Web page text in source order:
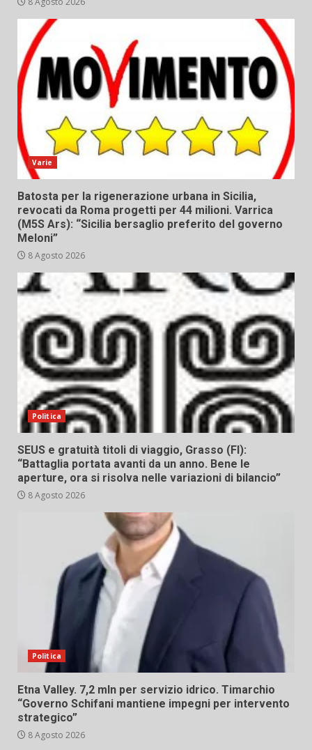
Varie
Batosta per la rigenerazione urbana in Sicilia,
revocati da Roma progetti per 44 milioni. Varrica
(M5S Ars): “Sicilia bersaglio preferito del governo
Meloni”
8 Agosto 2026
Politica
SEUS e gratuità titoli di viaggio, Grasso (FI):
“Battaglia portata avanti da un anno. Bene le
aperture, ora si risolva nelle variazioni di bilancio”
8 Agosto 2026
Politica
Etna Valley. 7,2 mln per servizio idrico. Timarchio
“Governo Schifani mantiene impegni per intervento
strategico”
8 Agosto 2026